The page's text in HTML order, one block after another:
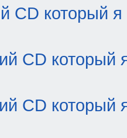
CD который я
CD который
CD который